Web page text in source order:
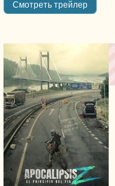
Cмотреть трейлер